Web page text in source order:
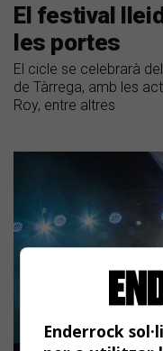
El festival
les portes
El cicle se celebrarà
de Tàrrega, amb les
Roy, entre altres
Enderrock